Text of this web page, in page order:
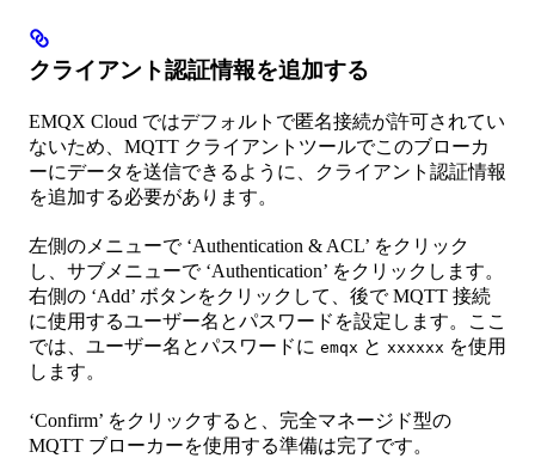
クライアント認証情報を追加する
EMQX Cloud ではデフォルトで匿名接続が許可されてい
ないため、MQTT クライアントツールでこのブローカ
ーにデータを送信できるように、クライアント認証情報
を追加する必要があります。
左側のメニューで ‘Authentication & ACL’ をクリック
し、サブメニューで ‘Authentication’ をクリックします。
右側の ‘Add’ ボタンをクリックして、後で MQTT 接続
に使用するユーザー名とパスワードを設定します。ここ
では、ユーザー名とパスワードに emqx と xxxxxx を使用
します。
‘Confirm’ をクリックすると、完全マネージド型の
MQTT ブローカーを使用する準備は完了です。